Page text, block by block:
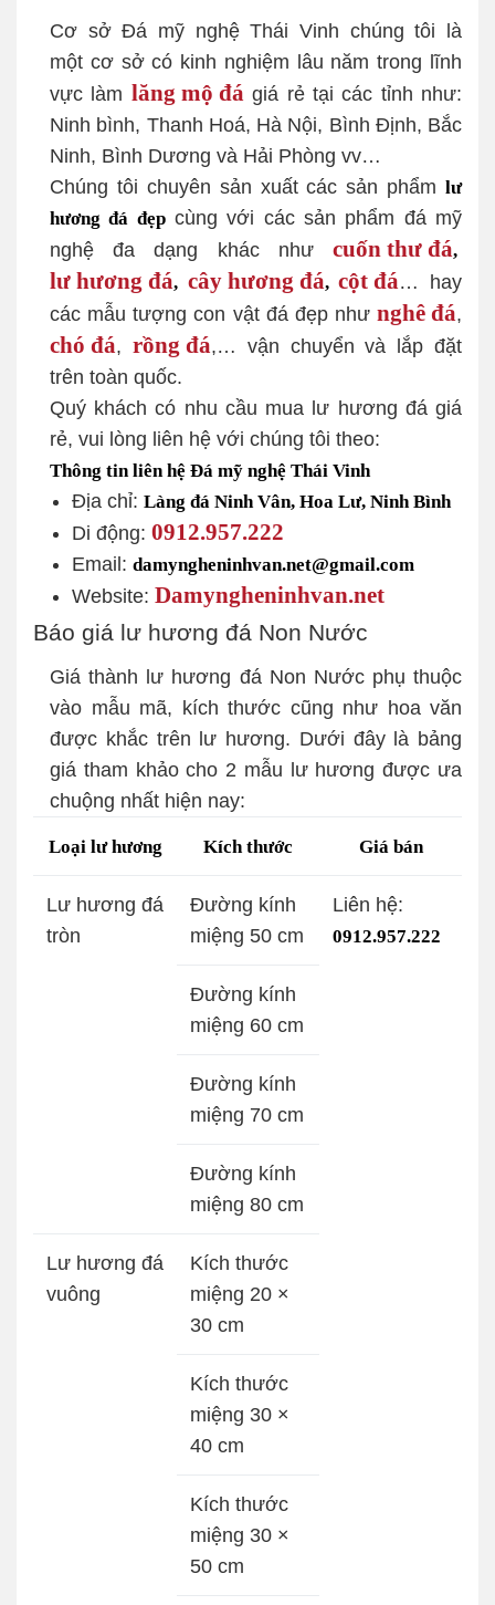
Cơ sở Đá mỹ nghệ Thái Vinh chúng tôi là
một cơ sở có kinh nghiệm lâu năm trong lĩnh
vực làm lăng mộ đá giá rẻ tại các tỉnh như:
Ninh bình, Thanh Hoá, Hà Nội, Bình Định, Bắc
Ninh, Bình Dương và Hải Phòng vv…
Chúng tôi chuyên sản xuất các sản phẩm lư
hương đá đẹpcùng với các sản phẩm đá mỹ
nghệ đa dạng khác như cuốn thư đá,
lư hương đá, cây hương đá,cột đá… hay
các mẫu tượng con vật đá đẹp như nghê đá,
chó đá, rồng đá,… vận chuyển và lắp đặt
trên toàn quốc.
Quý khách có nhu cầu mua lư hương đá giá
rẻ, vui lòng liên hệ với chúng tôi theo:
Thông tin liên hệ Đá mỹ nghệ Thái Vinh
Địa chỉ: Làng đá Ninh Vân, Hoa Lư, Ninh Bình
Di động: 0912.957.222
Email: damyngheninhvan.net@gmail.com
Website: Damyngheninhvan.net
Báo giá lư hương đá Non Nước
Giá thành lư hương đá Non Nước phụ thuộc
vào mẫu mã, kích thước cũng như hoa văn
được khắc trên lư hương. Dưới đây là bảng
giá tham khảo cho 2 mẫu lư hương được ưa
chuộng nhất hiện nay:
Loại lư hương Kích thước Giá bán
Lư hương đá
tròn
Đường kính
miệng 50 cm
Liên hệ:
0912.957.222
Đường kính
miệng 60 cm
Đường kính
miệng 70 cm
Đường kính
miệng 80 cm
Lư hương đá
vuông
Kích thước
miệng 20 ×
30 cm
Kích thước
miệng 30 ×
40 cm
Kích thước
miệng 30 ×
50 cm